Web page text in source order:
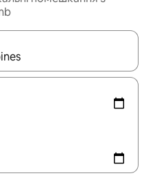
використовуйте для